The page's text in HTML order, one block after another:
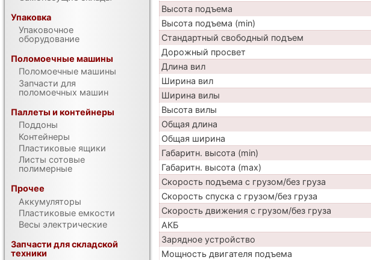
Высота подъема
Высота подъема (min)
Стандартный свободный подъем
Дорожный просвет
Длина вил
Ширина вил
Ширина вилы
Высота вилы
Общая длина
Общая ширина
Габаритн. высота (min)
Габаритн. высота (max)
Скорость подъема с грузом/без груза
Скорость спуска с грузом/без груза
Скорость движения с грузом/без груза
АКБ
Зарядное устройство
Мощность двигателя подъема
Упаковка
Упаковочное
оборудование
Поломоечные машины
Поломоечные машины
Запчасти для
поломоечных машин
Паллеты и контейнеры
Поддоны
Контейнеры
Пластиковые ящики
Листы сотовые
полимерные
Прочее
Аккумуляторы
Пластиковые емкости
Весы электрические
Запчасти для складской
техники